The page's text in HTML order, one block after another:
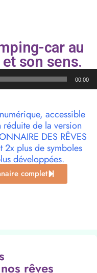
car au
son sens.
00:00
accessible
réduite de la version
DES RÊVES
2x plus de symboles
développées.
complet
rêves